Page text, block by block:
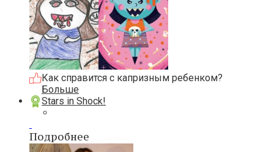
Как справится с капризным ребенком?
Больше
Stars in Shock!
Подробнее